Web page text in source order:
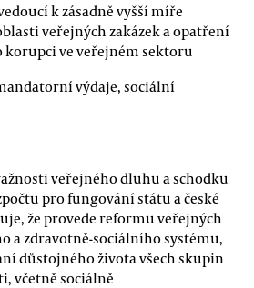
k zásadně vyšší míře
veřejných zakázek a opatření
ve veřejném sektoru
výdaje, sociální
veřejného dluhu a schodku
pro fungování státu a české
že provede reformu veřejných
a zdravotně-sociálního systému,
důstojného života všech skupin
včetně sociálně